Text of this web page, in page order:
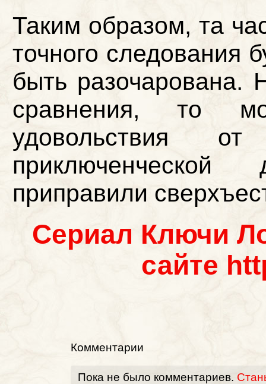
Таким образом, та
точного следования
быть разочарована.
сравнения, то
удовольствия
приправили
Сериал Ключи
сайте
Комментарии
Пока не было комментариев.